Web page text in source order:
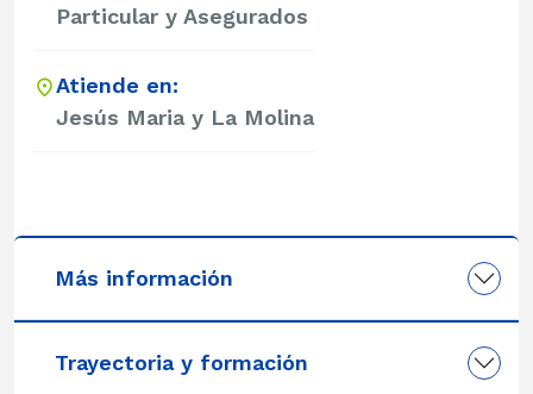
Particular y Asegurados
Atiende en:
Jesús Maria y La Molina
Más información
Trayectoria y formación